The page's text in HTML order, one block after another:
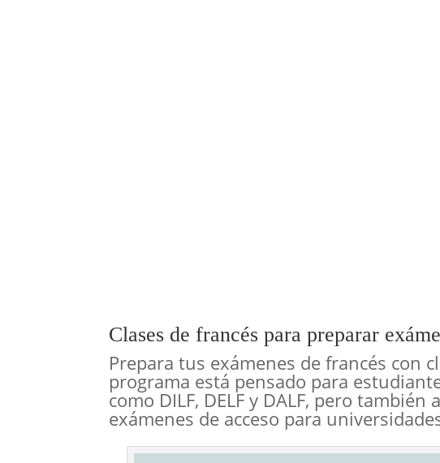
Clases de francés para preparar
Prepara tus exámenes de francés con
programa está pensado para
como DILF, DELF y DALF, pero
exámenes de acceso para